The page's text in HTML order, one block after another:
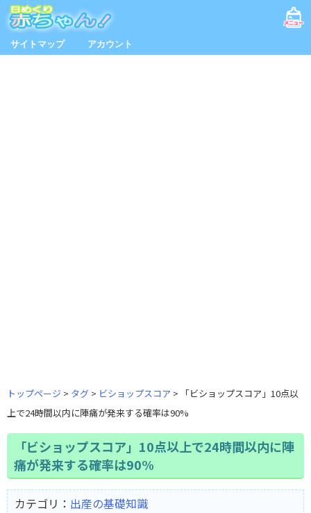
サイトマップ アカウント
トップページ タグ ビショップスコア
「ビショップスコア」10点以
上で24時間以内に陣痛が発来する確率は90%
「ビショップスコア」10点以上で24時間以内に陣
痛が発来する確率は90%
カテゴリ： 出産の基礎知識